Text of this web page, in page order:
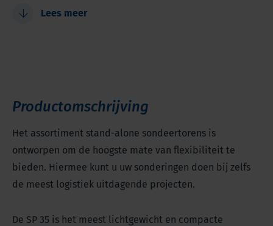
hydraulisch aggregaat.
Beperkte slag voor gebruik op plekken met weinig
Lees meer
Productomschrijving
Het assortiment stand-alone sondeertorens is
ontworpen om de hoogste mate van flexibiliteit te
bieden. Hiermee kunt u uw sonderingen doen bij zelfs
de meest logistiek uitdagende projecten.
De SP 35 is het meest lichtgewicht en compacte